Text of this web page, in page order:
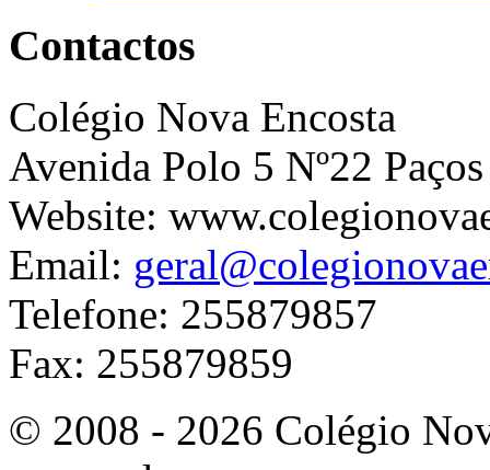
Contactos
Colégio Nova Encosta
Avenida Polo 5 Nº22
Website:
Email:
Telefone: 255879857
Fax: 255879859
© 2008 - 2026 Colégio